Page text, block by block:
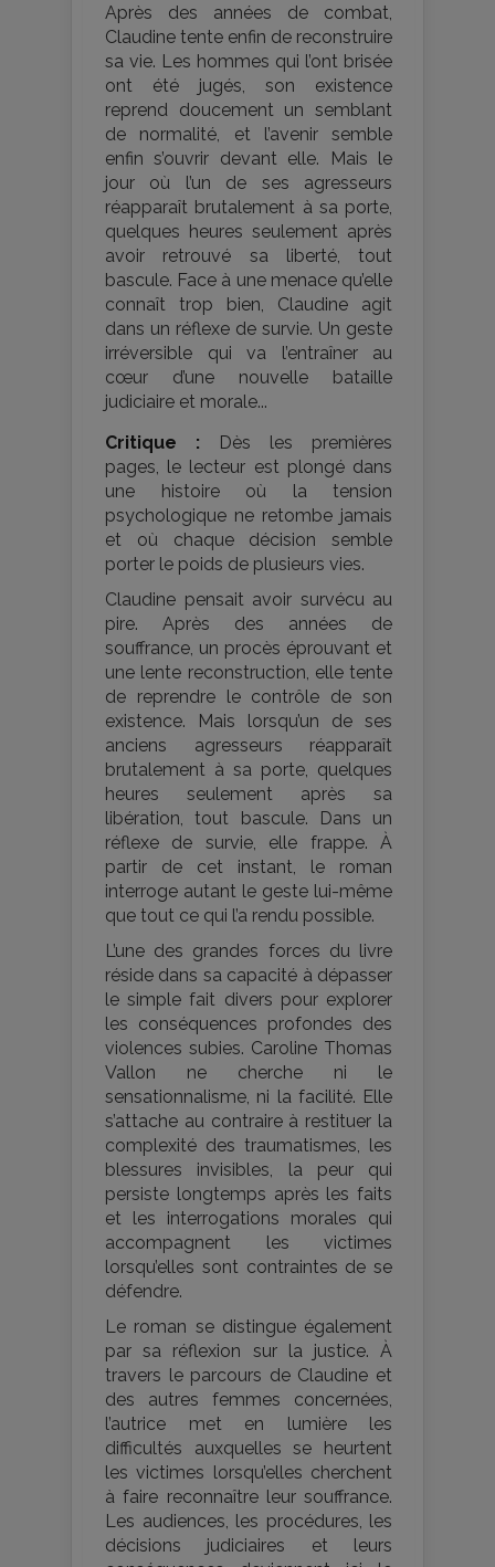
Après des années de combat,
Claudine tente enfin de reconstruire
sa vie. Les hommes qui l’ont brisée
ont été jugés, son existence
reprend doucement un semblant
de normalité, et l’avenir semble
enfin s’ouvrir devant elle. Mais le
jour où l’un de ses agresseurs
réapparaît brutalement à sa porte,
quelques heures seulement après
avoir retrouvé sa liberté, tout
bascule. Face à une menace qu’elle
connaît trop bien, Claudine agit
dans un réflexe de survie. Un geste
irréversible qui va l’entraîner au
cœur d’une nouvelle bataille
judiciaire et morale...
Critique : Dès les premières
pages, le lecteur est plongé dans
une histoire où la tension
psychologique ne retombe jamais
et où chaque décision semble
porter le poids de plusieurs vies.
Claudine pensait avoir survécu au
pire. Après des années de
souffrance, un procès éprouvant et
une lente reconstruction, elle tente
de reprendre le contrôle de son
existence. Mais lorsqu’un de ses
anciens agresseurs réapparaît
brutalement à sa porte, quelques
heures seulement après sa
libération, tout bascule. Dans un
réflexe de survie, elle frappe. À
partir de cet instant, le roman
interroge autant le geste lui-même
que tout ce qui l’a rendu possible.
L’une des grandes forces du livre
réside dans sa capacité à dépasser
le simple fait divers pour explorer
les conséquences profondes des
violences subies. Caroline Thomas
Vallon ne cherche ni le
sensationnalisme, ni la facilité. Elle
s’attache au contraire à restituer la
complexité des traumatismes, les
blessures invisibles, la peur qui
persiste longtemps après les faits
et les interrogations morales qui
accompagnent les victimes
lorsqu’elles sont contraintes de se
défendre.
Le roman se distingue également
par sa réflexion sur la justice. À
travers le parcours de Claudine et
des autres femmes concernées,
l’autrice met en lumière les
difficultés auxquelles se heurtent
les victimes lorsqu’elles cherchent
à faire reconnaître leur souffrance.
Les audiences, les procédures, les
décisions judiciaires et leurs